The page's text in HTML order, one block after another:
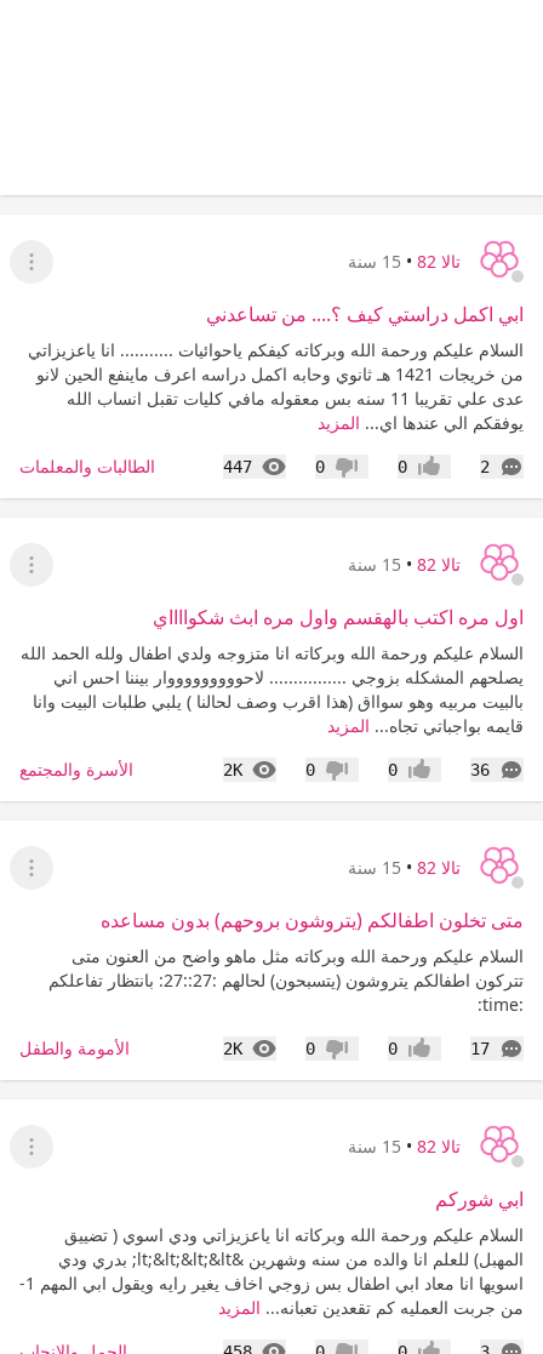
تالا 82 • 15 سنة
عرض
ابي اكمل دراستي كيف ؟.... من تساعدني
السلام عليكم ورحمة الله وبركاته كيفكم ياحوائيات ........... انا ياعزيزاتي
من خريجات 1421 هـ ثانوي وحابه اكمل دراسه اعرف ماينفع الحين لانو
عدى علي تقريبا 11 سنه بس معقوله مافي كليات تقبل انساب الله
يوفقكم الي عندها اي... المزيد
2
التعليقات إعجاب0 عدم إعجاب
0
447
المشاهدات الطالبات والمعلمات
تالا 82 • 15 سنة
عرض
اول مره اكتب بالهقسم واول مره ابث شكوااااي
السلام عليكم ورحمة الله وبركاته انا متزوجه ولدي اطفال ولله الحمد الله
يصلحهم المشكله بزوجي ................ لاحوووووووووار بيننا احس اني
بالبيت مربيه وهو سوااق (هذا اقرب وصف لحالنا ) يلبي طلبات البيت وانا
قايمه بواجباتي تجاه... المزيد
36
التعليقات إعجاب0 عدم إعجاب
0
2K
المشاهدات الأسرة والمجتمع
تالا 82 • 15 سنة
عرض
متى تخلون اطفالكم (يتروشون بروحهم) بدون مساعده
السلام عليكم ورحمة الله وبركاته مثل ماهو واضح من العنون متى
تتركون اطفالكم يتروشون (يتسبحون) لحالهم :27::27: بانتظار تفاعلكم
:time:
17
التعليقات إعجاب0 عدم إعجاب
0
2K
المشاهدات الأمومة والطفل
تالا 82 • 15 سنة
عرض
ابي شوركم
السلام عليكم ورحمة الله وبركاته انا ياعزيزاتي ودي اسوي ( تضييق
المهبل) للعلم انا والده من سنه وشهرين &lt;&lt;&lt;&lt; بدري ودي
اسويها انا معاد ابي اطفال بس زوجي اخاف يغير رايه ويقول ابي المهم 1-
من جربت العمليه كم تقعدين تعبانه... المزيد